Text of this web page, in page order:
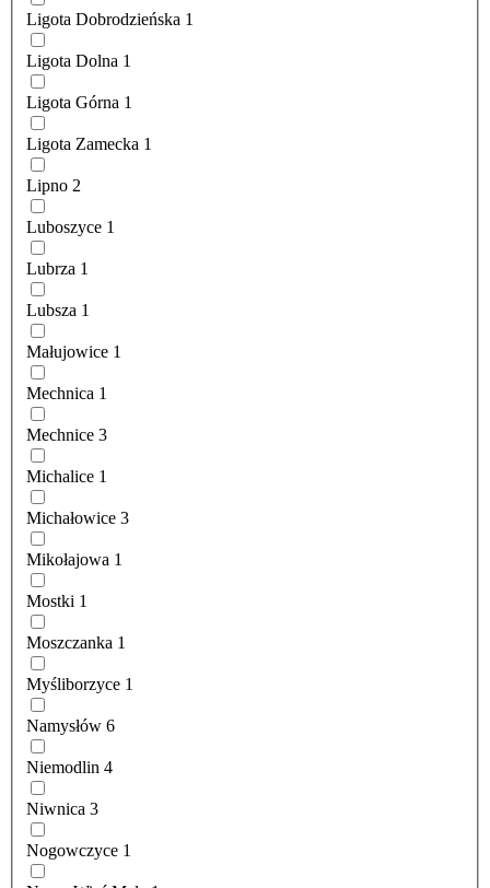
Ligota Dobrodzieńska 1
Ligota Dolna 1
Ligota Górna 1
Ligota Zamecka 1
Lipno 2
Luboszyce 1
Lubrza 1
Lubsza 1
Małujowice 1
Mechnica 1
Mechnice 3
Michalice 1
Michałowice 3
Mikołajowa 1
Mostki 1
Moszczanka 1
Myśliborzyce 1
Namysłów 6
Niemodlin 4
Niwnica 3
Nogowczyce 1